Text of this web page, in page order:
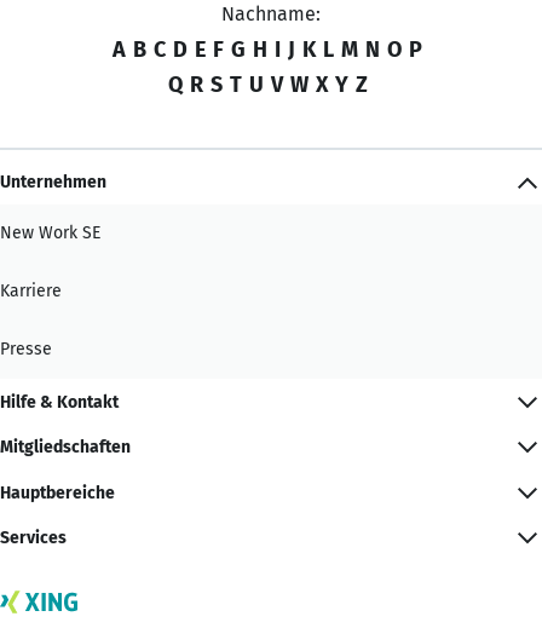
Nachname:
A B C D E F G H I J K L M N O P
Q R S T U V W X Y Z
Unternehmen
New Work SE
Karriere
Presse
Hilfe & Kontakt
Mitgliedschaften
Hauptbereiche
Services